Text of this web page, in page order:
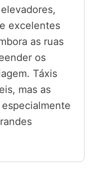
excelentes
as ruas
os
Táxis
mas as